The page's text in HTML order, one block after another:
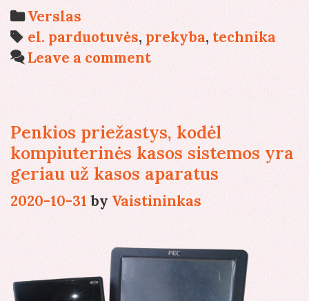
modernios
parduotuvės
širdis
Categories
Verslas
Tags
el. parduotuvės, prekyba, technika
Leave a comment
Penkios priežastys, kodėl
kompiuterinės kasos sistemos yra
geriau už kasos aparatus
2020-10-31 by Vaistininkas